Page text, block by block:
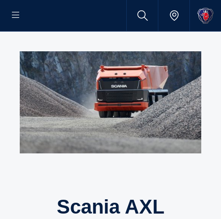
Scania AXL